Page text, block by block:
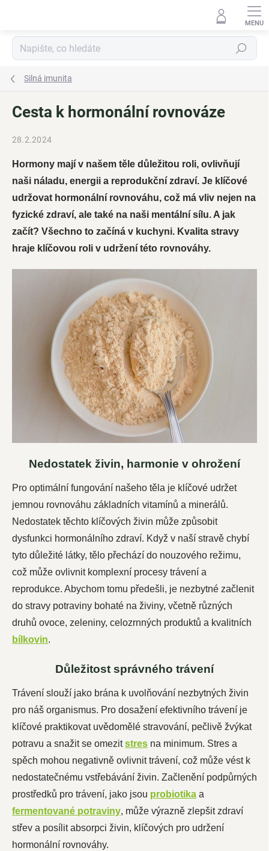
Hledat
Silná imunita
Cesta k hormonální rovnováze
28.2.2024
Hormony mají v našem těle důležitou roli, ovlivňují
naši náladu, energii a reprodukční zdraví. Je klíčové
udržovat hormonální rovnováhu, což má vliv nejen na
fyzické zdraví, ale také na naši mentální sílu. A jak
začít? Všechno to začíná v kuchyni. Kvalita stravy
hraje klíčovou roli v udržení této rovnováhy.
Nedostatek živin, harmonie v ohrožení
Pro optimální fungování našeho těla je klíčové udržet
jemnou rovnováhu základních vitamínů a minerálů.
Nedostatek těchto klíčových živin může způsobit
dysfunkci hormonálního zdraví. Když v naší stravě chybí
tyto důležité látky, tělo přechází do nouzového režimu,
což může ovlivnit komplexní procesy trávení a
reprodukce. Abychom tomu předešli, je nezbytné začlenit
do stravy potraviny bohaté na živiny, včetně různých
druhů ovoce, zeleniny, celozrnných produktů a kvalitních
bílkovin.
Důležitost správného trávení
Trávení slouží jako brána k uvolňování nezbytných živin
pro náš organismus. Pro dosažení efektivního trávení je
klíčové praktikovat uvědomělé stravování, pečlivě žvýkat
potravu a snažit se omezitstres na minimum. Stres a
spěch mohou negativně ovlivnit trávení, což může vést k
nedostatečnému vstřebávání živin. Začlenění podpůrných
prostředků pro trávení, jako jsou probiotika a
fermentované potraviny, může výrazně zlepšit zdraví
střev a posílit absorpci živin, klíčových pro udržení
hormonální rovnováhy.